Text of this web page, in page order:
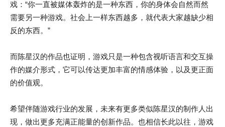
戏：“你一直被媒体轰炸的是一种东西，你的身体会自然而然
需要另一种游戏。社会上一样东西越多，就代表大家越缺少相
反的东西。”
而陈星汉的作品也证明，游戏只是一种包含视听语言和交互操
作的媒介形式，它可以传达更加丰富的情感体验，以及更正面
的价值观。
希望伴随游戏行业的发展，未来有更多类似陈星汉的制作人出
现，做出更多充满正能量的创新作品。也相信长此以往，游戏